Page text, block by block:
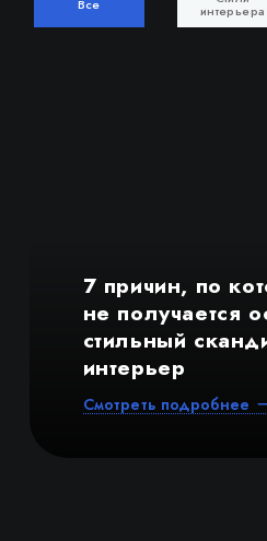
Все интерьера
7 причин, по
не получается
стильный
интерьер
Смотреть подробнее